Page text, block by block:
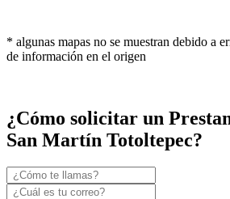
* algunas mapas no se muestran debido a
de información en el origen
¿Cómo solicitar un
San Martín Totoltepec?